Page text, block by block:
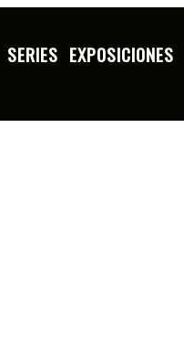
SERIES EXPOSICIONES